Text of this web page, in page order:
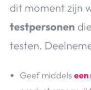
dit moment zijn
testpersonen
testen.
Geef middels